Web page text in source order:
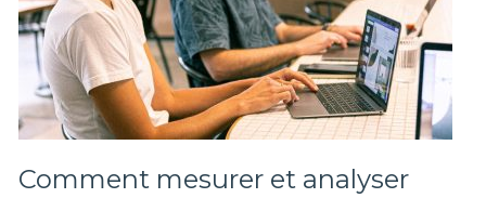
Comment mesurer et analyser